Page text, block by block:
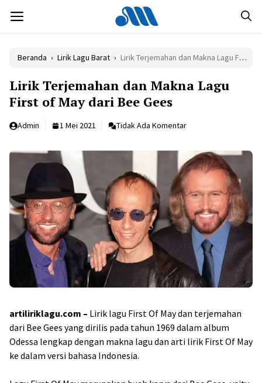
isi
MENU
Beranda › Lirik Lagu Barat › Lirik Terjemahan dan Makna Lagu First of May dari Bee Gees
Lirik Terjemahan dan Makna Lagu
First of May dari Bee Gees
Admin 1 Mei 2021 Tidak Ada Komentar
artiliriklagu.com – Lirik lagu First Of May dan terjemahan
dari Bee Gees yang dirilis pada tahun 1969 dalam album
Odessa lengkap dengan makna lagu dan arti lirik First Of May
ke dalam versi bahasa Indonesia.